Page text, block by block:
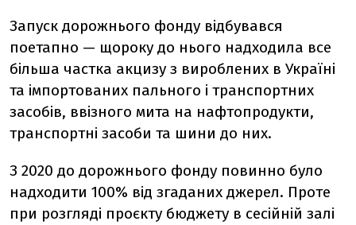
Запуск дорожнього фонду відбувався
поетапно — щороку до нього надходила все
більша частка акцизу з вироблених в Україні
та імпортованих пального і транспортних
засобів, ввізного мита на нафтопродукти,
транспортні засоби та шини до них.
З 2020 до дорожнього фонду повинно було
надходити 100% від згаданих джерел. Проте
при розгляді проєкту бюджету в сесійній залі